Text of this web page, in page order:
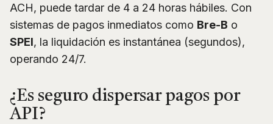
ACH, puede tardar de 4 a 24 horas hábiles. Con
sistemas de pagos inmediatos como Bre-B o
SPEI, la liquidación es instantánea (segundos),
operando 24/7.
¿Es seguro dispersar pagos por
API?